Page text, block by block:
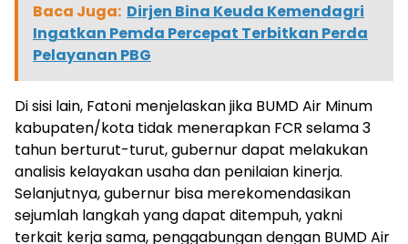
Baca Juga: Dirjen Bina Keuda Kemendagri
Ingatkan Pemda Percepat Terbitkan Perda
Pelayanan PBG
Di sisi lain, Fatoni menjelaskan jika BUMD Air Minum
kabupaten/kota tidak menerapkan FCR selama 3
tahun berturut-turut, gubernur dapat melakukan
analisis kelayakan usaha dan penilaian kinerja.
Selanjutnya, gubernur bisa merekomendasikan
sejumlah langkah yang dapat ditempuh, yakni
terkait kerja sama, penggabungan dengan BUMD Air